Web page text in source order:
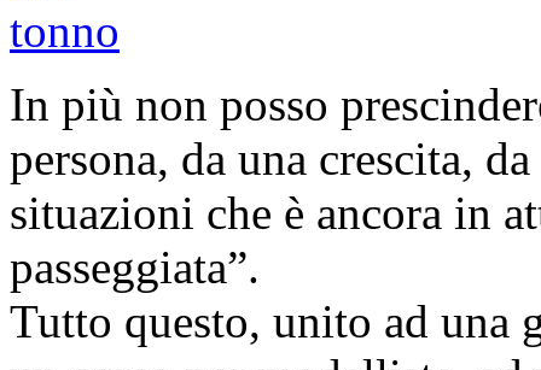
In più non posso
persona, da una crescita,
situazioni che è ancora in
passeggiata”.
Tutto questo, unito ad una